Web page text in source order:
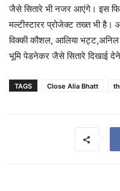
जैसे सितारे भी नजर आएंगे। इस
मल्टीस्टारर प्रोजेक्ट तख्त भी है।
विक्की कौशल, आलिया
भूमि पेडनेकर जैसे सितारे दिखाई
TAGS Close Alia Bhatt